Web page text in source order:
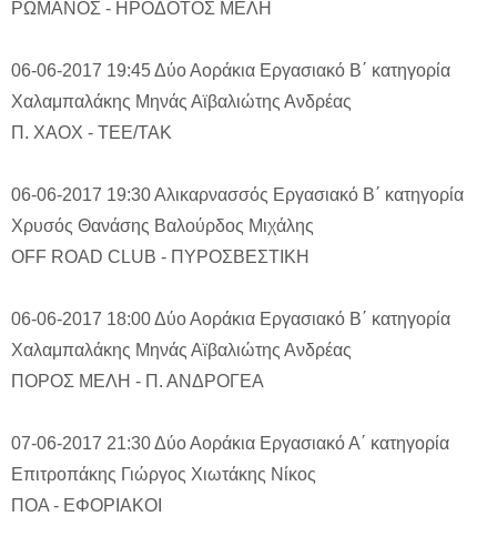
ΡΩΜΑΝΟΣ - ΗΡΟΔΟΤΟΣ ΜΕΛΗ
06-06-2017 19:45Δύο Αοράκια Εργασιακό Β΄ κατηγορία
Χαλαμπαλάκης Μηνάς Αϊβαλιώτης Ανδρέας
Π. ΧΑΟΧ - ΤΕΕ/ΤΑΚ
06-06-2017 19:30Αλικαρνασσός Εργασιακό Β΄ κατηγορία
Χρυσός Θανάσης Βαλούρδος Μιχάλης
OFF ROAD CLUB - ΠΥΡΟΣΒΕΣΤΙΚΗ
06-06-2017 18:00Δύο Αοράκια Εργασιακό Β΄ κατηγορία
Χαλαμπαλάκης Μηνάς Αϊβαλιώτης Ανδρέας
ΠΟΡΟΣ ΜΕΛΗ - Π. ΑΝΔΡΟΓΕΑ
07-06-2017 21:30Δύο Αοράκια Εργασιακό Α΄ κατηγορία
Επιτροπάκης Γιώργος Χιωτάκης Νίκος
ΠΟΑ - ΕΦΟΡΙΑΚΟΙ